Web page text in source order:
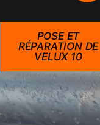
POSE ET
RÉPARATION DE
VELUX 10